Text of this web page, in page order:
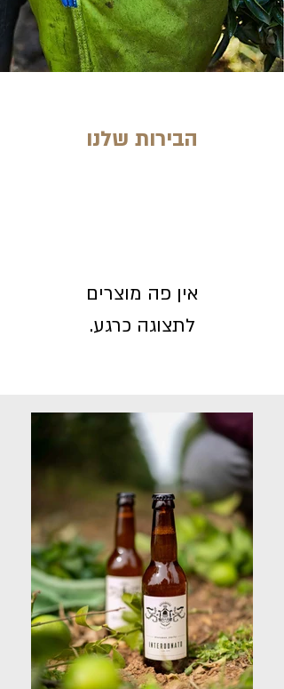
הבירות שלנו
לתצוגה כרגע.